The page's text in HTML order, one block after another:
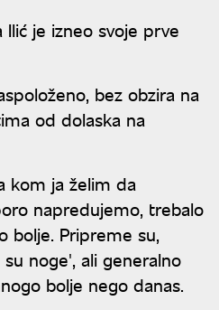
je izneo svoje prve
bez obzira na
od dolaska na
kom ja želim da
napredujemo, trebalo
bolje. Pripreme su,
noge', ali generalno
bolje nego danas.